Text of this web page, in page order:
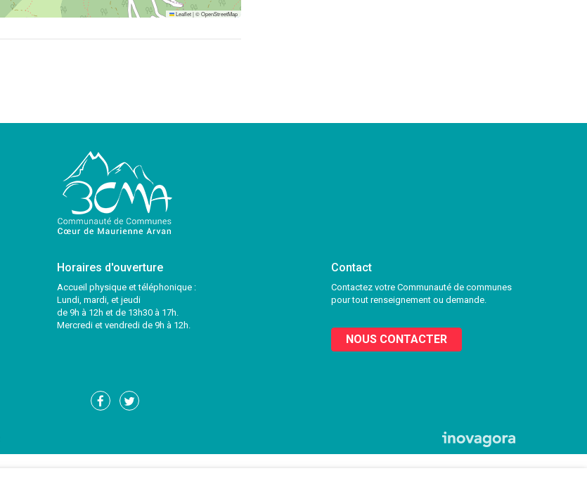
Leaflet|©OpenStreetMap
Horaires d'ouverture
Accueil physique et téléphonique :
Lundi, mardi, et jeudi
de 9h à 12h et de 13h30 à 17h.
Mercredi et vendredi de 9h à 12h.
Contact
Contactez votre Communauté de communes
pour tout renseignement ou demande.
NOUS CONTACTER
Lien
Facebook
Lien
Twitter